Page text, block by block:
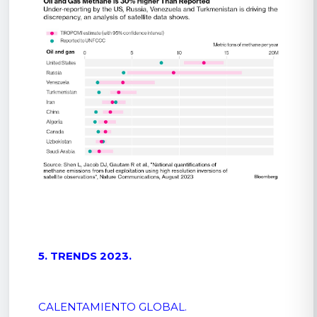
5. TRENDS 2023.
CALENTAMIENTO GLOBAL.